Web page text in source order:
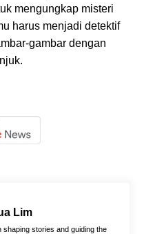
mengungkap misteri
harus menjadi detektif
gambar dengan
Lim
shaping stories and guiding the